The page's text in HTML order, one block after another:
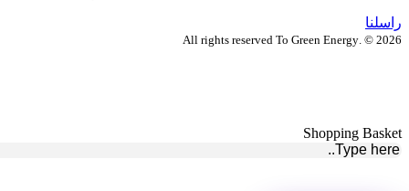
راسلنا
2026 © .All rights reserved To Green Energy
Shopping Basket